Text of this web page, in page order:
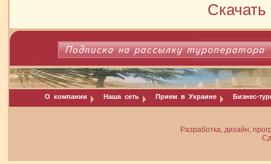
О компании Наша сеть Прием в Украине Бизнес-
Разработка, дизайн,